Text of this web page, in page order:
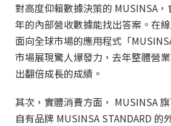
對高度仰賴數據決策的 MUSINSA
年的內部營收數據能找出答案。在
面向全球市場的應用程式「
市場展現驚人爆發力，去年整體營
出翻倍成長的成績。
其次，實體消費方面， MUSINSA
自有品牌 MUSINSA STANDARD 的